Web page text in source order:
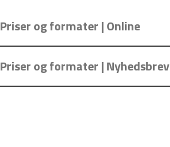
Priser og formater | Online
Priser og formater | Nyhedsbrev